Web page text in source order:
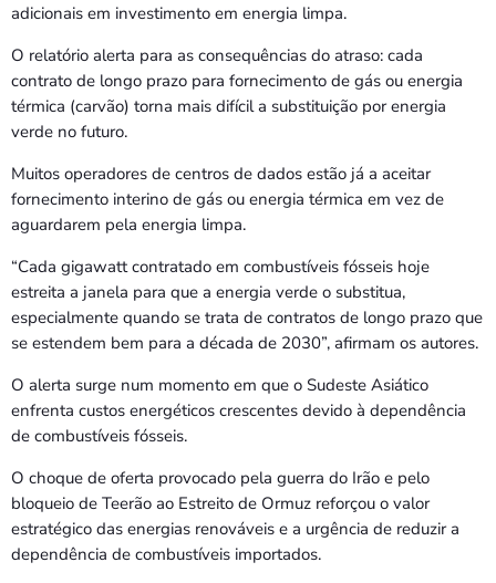
adicionais em investimento em energia limpa.
O relatório alerta para as consequências do atraso: cada
contrato de longo prazo para fornecimento de gás ou energia
térmica (carvão) torna mais difícil a substituição por energia
verde no futuro.
Muitos operadores de centros de dados estão já a aceitar
fornecimento interino de gás ou energia térmica em vez de
aguardarem pela energia limpa.
“Cada gigawatt contratado em combustíveis fósseis hoje
estreita a janela para que a energia verde o substitua,
especialmente quando se trata de contratos de longo prazo que
se estendem bem para a década de 2030”, afirmam os autores.
O alerta surge num momento em que o Sudeste Asiático
enfrenta custos energéticos crescentes devido à dependência
de combustíveis fósseis.
O choque de oferta provocado pela guerra do Irão e pelo
bloqueio de Teerão ao Estreito de Ormuz reforçou o valor
estratégico das energias renováveis e a urgência de reduzir a
dependência de combustíveis importados.